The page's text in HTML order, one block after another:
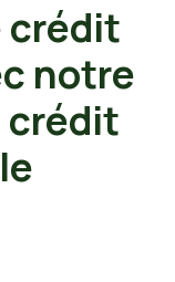
crédit
notre
crédit